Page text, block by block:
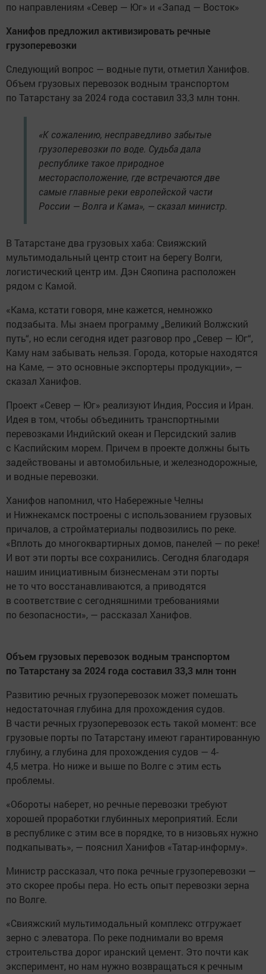
по направлениям «Север — Юг» и «Запад — Восток»
Ханифов предложил активизировать речные
грузоперевозки
Следующий вопрос — водные пути, отметил Ханифов.
Объем грузовых перевозок водным транспортом
по Татарстану за 2024 года составил 33,3 млн тонн.
«К сожалению, несправедливо забытые
грузоперевозки по воде. Судьба дала
республике такое природное
месторасположение, где встречаются две
самые главные реки европейской части
России — Волга и Кама», — сказал министр.
В Татарстане два грузовых хаба: Свияжский
мультимодальный центр стоит на берегу Волги,
логистический центр им. Дэн Сяопина расположен
рядом с Камой.
«Кама, кстати говоря, мне кажется, немножко
подзабыта. Мы знаем программу „Великий Волжский
путь“, но если сегодня идет разговор про „Север — Юг“,
Каму нам забывать нельзя. Города, которые находятся
на Каме, — это основные экспортеры продукции», —
сказал Ханифов.
Проект «Север — Юг» реализуют Индия, Россия и Иран.
Идея в том, чтобы объединить транспортными
перевозками Индийский океан и Персидский залив
с Каспийским морем. Причем в проекте должны быть
задействованы и автомобильные, и железнодорожные,
и водные перевозки.
Ханифов напомнил, что Набережные Челны
и Нижнекамск построены с использованием грузовых
причалов, а стройматериалы подвозились по реке.
«Вплоть до многоквартирных домов, панелей — по реке!
И вот эти порты все сохранились. Сегодня благодаря
нашим инициативным бизнесменам эти порты
не то что восстанавливаются, а приводятся
в соответствие с сегодняшними требованиями
по безопасности», — рассказал Ханифов.
Объем грузовых перевозок водным транспортом
по Татарстану за 2024 года составил 33,3 млн тонн
Развитию речных грузоперевозок может помешать
недостаточная глубина для прохождения судов.
В части речных грузоперевозок есть такой момент: все
грузовые порты по Татарстану имеют гарантированную
глубину, а глубина для прохождения судов — 4-
4,5 метра. Но ниже и выше по Волге с этим есть
проблемы.
«Обороты наберет, но речные перевозки требуют
хорошей проработки глубинных мероприятий. Если
в республике с этим все в порядке, то в низовьях нужно
подкапывать», — пояснил Ханифов «Татар-информу».
Министр рассказал, что пока речные грузоперевозки —
это скорее пробы пера. Но есть опыт перевозки зерна
по Волге.
«Свияжский мультимодальный комплекс отгружает
зерно с элеватора. По реке поднимали во время
строительства дорог иранский цемент. Это почти как
эксперимент, но нам нужно возвращаться к речным